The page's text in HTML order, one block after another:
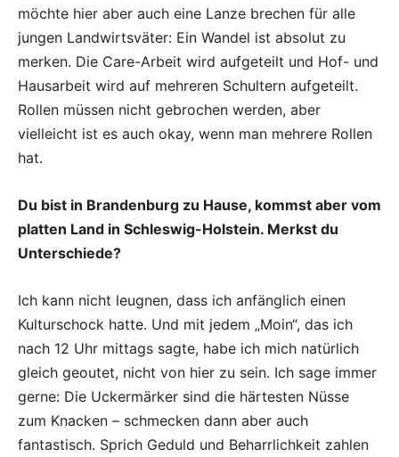
möchte hier aber auch eine Lanze brechen für alle
jungen Landwirtsväter: Ein Wandel ist absolut zu
merken. Die Care-Arbeit wird aufgeteilt und Hof- und
Hausarbeit wird auf mehreren Schultern aufgeteilt.
Rollen müssen nicht gebrochen werden, aber
vielleicht ist es auch okay, wenn man mehrere Rollen
hat.
Du bist in Brandenburg zu Hause, kommst aber vom
platten Land in Schleswig-Holstein. Merkst du
Unterschiede?
Ich kann nicht leugnen, dass ich anfänglich einen
Kulturschock hatte. Und mit jedem „Moin“, das ich
nach 12 Uhr mittags sagte, habe ich mich natürlich
gleich geoutet, nicht von hier zu sein. Ich sage immer
gerne: Die Uckermärker sind die härtesten Nüsse
zum Knacken – schmecken dann aber auch
fantastisch. Sprich Geduld und Beharrlichkeit zahlen